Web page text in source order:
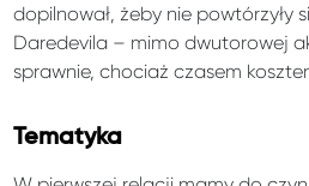
dopilnował, żeby nie powtórzyły
Daredevila – mimo dwutorowej
sprawnie, chociaż czasem
Tematyka